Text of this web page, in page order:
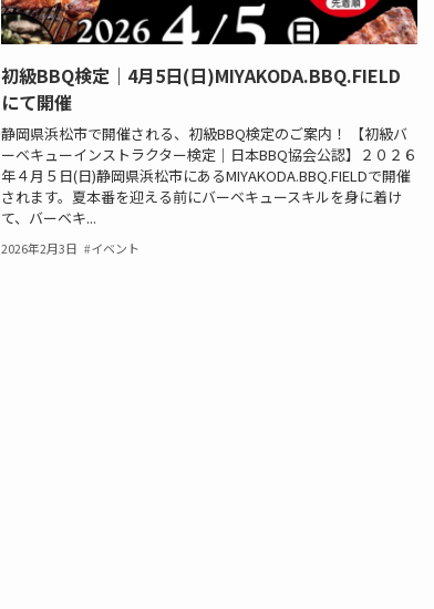
初級BBQ検定｜4月5日(日)MIYAKODA.BBQ.FIELD
にて開催
静岡県浜松市で開催される、初級BBQ検定のご案内！ 【初級バ
ーベキューインストラクター検定｜日本BBQ協会公認】２０２６
年４月５日(日)静岡県浜松市にあるMIYAKODA.BBQ.FIELDで開催
されます。夏本番を迎える前にバーベキュースキルを身に着け
て、バーベキ...
2026年2月3日 イベント